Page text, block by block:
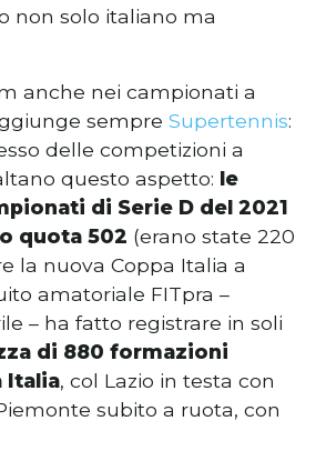
non solo italiano ma
anche nei campionati a
sempre Supertennis:
delle competizioni a
questo aspetto: le
di Serie D del 2021
quota 502 (erano state 220
la nuova Coppa Italia a
amatoriale FITpra –
– ha fatto registrare in soli
di 880 formazioni
Italia, col Lazio in testa con
subito a ruota, con